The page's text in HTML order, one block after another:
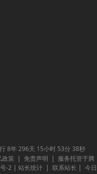
8年 296天 15小时 53分 38秒
政策 | 免责声明 | 服务托管于腾
-2 | 站长统计 | 联系站长 | 今日